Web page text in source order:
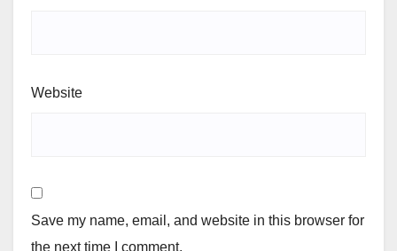
Website
Save my name, email, and website in this browser for
the next time I comment.